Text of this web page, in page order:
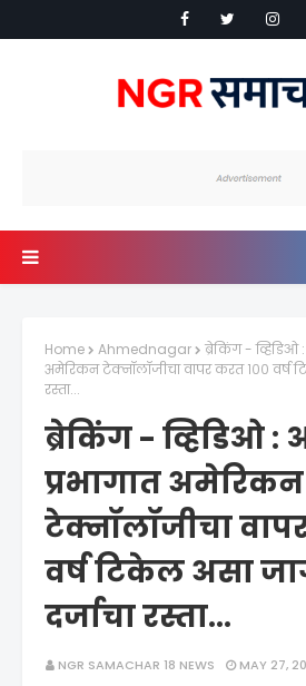
Home Ahmednagar
ब्रेकिंग - व्हिडिओ
अमेरिकन टेक्नॉलॉजीचा वापर करत १०० वर्ष
रस्ता...
ब्रेकिंग - व्हिडिओ :
प्रभागात अमेरिकन
टेक्नॉलॉजीचा
वर्ष टिकेल असा
दर्जाचा रस्ता...
NGR SAMACHAR 18 NEWS MAY 27,